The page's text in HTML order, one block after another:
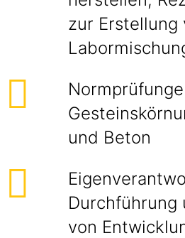
zur Erstellung
und Beton
Durchführung
von